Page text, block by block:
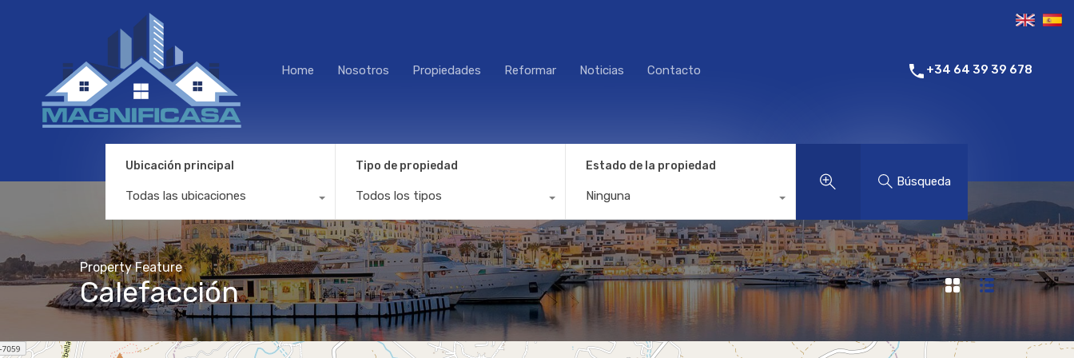
Home Nosotros Propiedades Reformar Noticias Contacto +34 64 39 39 678
Ubicación principal
Todas las ubicaciones
Tipo de propiedad
Todos los tipos
Estado de la propiedad
Ninguna
Búsqueda
Property Feature
Calefacción